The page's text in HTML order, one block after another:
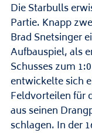
Die Starbulls
Partie. Knapp
Brad Snetsinger
Aufbauspiel, als
Schusses zum
entwickelte sich
Feldvorteilen für
aus seinen
schlagen. In der